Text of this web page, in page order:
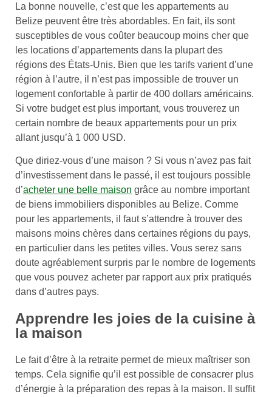
La bonne nouvelle, c’est que les appartements au
Belize peuvent être très abordables. En fait, ils sont
susceptibles de vous coûter beaucoup moins cher que
les locations d’appartements dans la plupart des
régions des États-Unis. Bien que les tarifs varient d’une
région à l’autre, il n’est pas impossible de trouver un
logement confortable à partir de 400 dollars américains.
Si votre budget est plus important, vous trouverez un
certain nombre de beaux appartements pour un prix
allant jusqu’à 1 000 USD.
Que diriez-vous d’une maison ? Si vous n’avez pas fait
d’investissement dans le passé, il est toujours possible
d’acheter une belle maison grâce au nombre important
de biens immobiliers disponibles au Belize. Comme
pour les appartements, il faut s’attendre à trouver des
maisons moins chères dans certaines régions du pays,
en particulier dans les petites villes. Vous serez sans
doute agréablement surpris par le nombre de logements
que vous pouvez acheter par rapport aux prix pratiqués
dans d’autres pays.
Apprendre les joies de la cuisine à
la maison
Le fait d’être à la retraite permet de mieux maîtriser son
temps. Cela signifie qu’il est possible de consacrer plus
d’énergie à la préparation des repas à la maison. Il suffit